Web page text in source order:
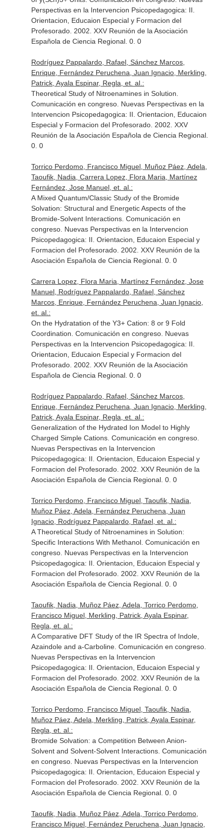
Perspectivas en la Intervencion Psicopedagogica: II.
Orientacion, Educaion Especial y Formacion del
Profesorado. 2002. XXV Reunión de la Asociación
Española de Ciencia Regional. 0. 0
Rodríguez Pappalardo, Rafael, Sánchez Marcos,
Enrique, Fernández Peruchena, Juan Ignacio, Merkling,
Patrick, Ayala Espinar, Regla, et. al.:
Theoretical Study of Nitroenamines in Solution.
Comunicación en congreso. Nuevas Perspectivas en la
Intervencion Psicopedagogica: II. Orientacion, Educaion
Especial y Formacion del Profesorado. 2002. XXV
Reunión de la Asociación Española de Ciencia Regional.
0. 0
Torrico Perdomo, Francisco Miguel, Muñoz Páez, Adela,
Taoufik, Nadia, Carrera Lopez, Flora Maria, Martínez
Fernández, Jose Manuel, et. al.:
A Mixed Quantum/Classic Study of the Bromide
Solvation: Structural and Energetic Aspects of the
Bromide-Solvent Interactions. Comunicación en
congreso. Nuevas Perspectivas en la Intervencion
Psicopedagogica: II. Orientacion, Educaion Especial y
Formacion del Profesorado. 2002. XXV Reunión de la
Asociación Española de Ciencia Regional. 0. 0
Carrera Lopez, Flora Maria, Martínez Fernández, Jose
Manuel, Rodríguez Pappalardo, Rafael, Sánchez
Marcos, Enrique, Fernández Peruchena, Juan Ignacio,
et. al.:
On the Hydratation of the Y3+ Cation: 8 or 9 Fold
Coordination. Comunicación en congreso. Nuevas
Perspectivas en la Intervencion Psicopedagogica: II.
Orientacion, Educaion Especial y Formacion del
Profesorado. 2002. XXV Reunión de la Asociación
Española de Ciencia Regional. 0. 0
Rodríguez Pappalardo, Rafael, Sánchez Marcos,
Enrique, Fernández Peruchena, Juan Ignacio, Merkling,
Patrick, Ayala Espinar, Regla, et. al.:
Generalization of the Hydrated Ion Model to Highly
Charged Simple Cations. Comunicación en congreso.
Nuevas Perspectivas en la Intervencion
Psicopedagogica: II. Orientacion, Educaion Especial y
Formacion del Profesorado. 2002. XXV Reunión de la
Asociación Española de Ciencia Regional. 0. 0
Torrico Perdomo, Francisco Miguel, Taoufik, Nadia,
Muñoz Páez, Adela, Fernández Peruchena, Juan
Ignacio, Rodríguez Pappalardo, Rafael, et. al.:
A Theoretical Study of Nitroenamines in Solution:
Specific Interactions With Methanol. Comunicación en
congreso. Nuevas Perspectivas en la Intervencion
Psicopedagogica: II. Orientacion, Educaion Especial y
Formacion del Profesorado. 2002. XXV Reunión de la
Asociación Española de Ciencia Regional. 0. 0
Taoufik, Nadia, Muñoz Páez, Adela, Torrico Perdomo,
Francisco Miguel, Merkling, Patrick, Ayala Espinar,
Regla, et. al.:
A Comparative DFT Study of the IR Spectra of Indole,
Azaindole and a-Carboline. Comunicación en congreso.
Nuevas Perspectivas en la Intervencion
Psicopedagogica: II. Orientacion, Educaion Especial y
Formacion del Profesorado. 2002. XXV Reunión de la
Asociación Española de Ciencia Regional. 0. 0
Torrico Perdomo, Francisco Miguel, Taoufik, Nadia,
Muñoz Páez, Adela, Merkling, Patrick, Ayala Espinar,
Regla, et. al.:
Bromide Solvation: a Competition Between Anion-
Solvent and Solvent-Solvent Interactions. Comunicación
en congreso. Nuevas Perspectivas en la Intervencion
Psicopedagogica: II. Orientacion, Educaion Especial y
Formacion del Profesorado. 2002. XXV Reunión de la
Asociación Española de Ciencia Regional. 0. 0
Taoufik, Nadia, Muñoz Páez, Adela, Torrico Perdomo,
Francisco Miguel, Fernández Peruchena, Juan Ignacio,